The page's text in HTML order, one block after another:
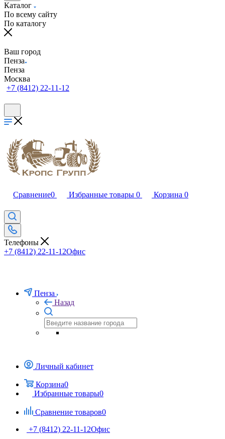
Каталог
По всему сайту
По каталогу
Ваш город
Пенза
Пенза
Москва
+7 (8412) 22-11-12
Сравнение0 Избранные товары 0 Корзина 0
Телефоны
+7 (8412) 22-11-12Офис
Пенза
Назад
Личный кабинет
Корзина0
Избранные товары0
Сравнение товаров0
+7 (8412) 22-11-12Офис